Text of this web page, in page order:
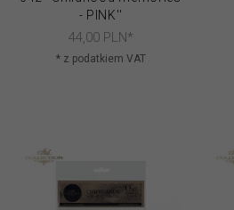
- PINK''
44, 00 PLN*
* z podatkiem VAT